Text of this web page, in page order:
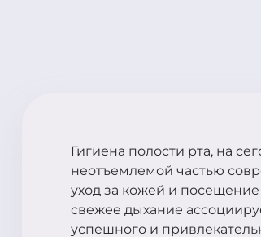
Гигиена полости рта, на
неотъемлемой частью
уход за кожей и
свежее дыхание
успешного и